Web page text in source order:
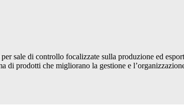
sale di controllo focalizzate sulla produzione ed
di prodotti che migliorano la gestione e